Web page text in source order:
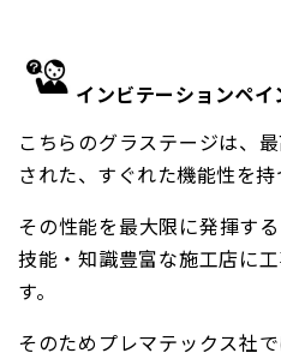
インビテーションペイ
こちらのグラステージは、
された、 すぐれた機能性を持
その性能を最大限に発揮す
技能・知識豊富な施工店に
す。
そのためプレマテックス社で